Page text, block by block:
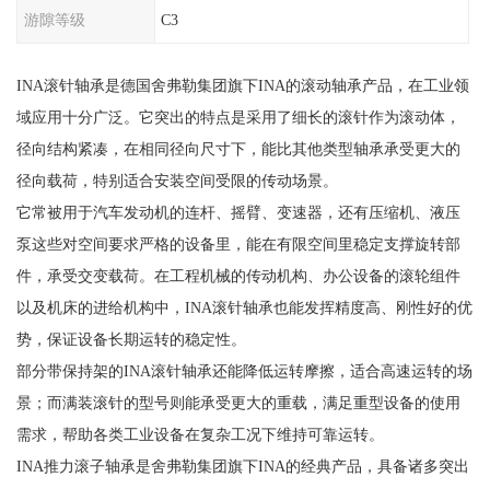
游隙等级 C3
INA滚针轴承是德国舍弗勒集团旗下INA的滚动轴承产品，在工业领
域应用十分广泛。它突出的特点是采用了细长的滚针作为滚动体，
径向结构紧凑，在相同径向尺寸下，能比其他类型轴承承受更大的
径向载荷，特别适合安装空间受限的传动场景。
它常被用于汽车发动机的连杆、摇臂、变速器，还有压缩机、液压
泵这些对空间要求严格的设备里，能在有限空间里稳定支撑旋转部
件，承受交变载荷。在工程机械的传动机构、办公设备的滚轮组件
以及机床的进给机构中，INA滚针轴承也能发挥精度高、刚性好的优
势，保证设备长期运转的稳定性。
部分带保持架的INA滚针轴承还能降低运转摩擦，适合高速运转的场
景；而满装滚针的型号则能承受更大的重载，满足重型设备的使用
需求，帮助各类工业设备在复杂工况下维持可靠运转。
INA推力滚子轴承是舍弗勒集团旗下INA的经典产品，具备诸多突出